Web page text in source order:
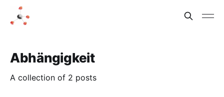
Abhängigkeit
A collection of 2 posts